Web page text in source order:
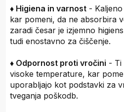
♦ Higiena in varnost -
kar pomeni, da ne absorbira
zaradi česar je izjemno
tudi enostavno za čiščenje.
♦ Odpornost proti vročini - Ti
visoke temperature, kar
uporabljajo kot podstavki za
tveganja poškodb.